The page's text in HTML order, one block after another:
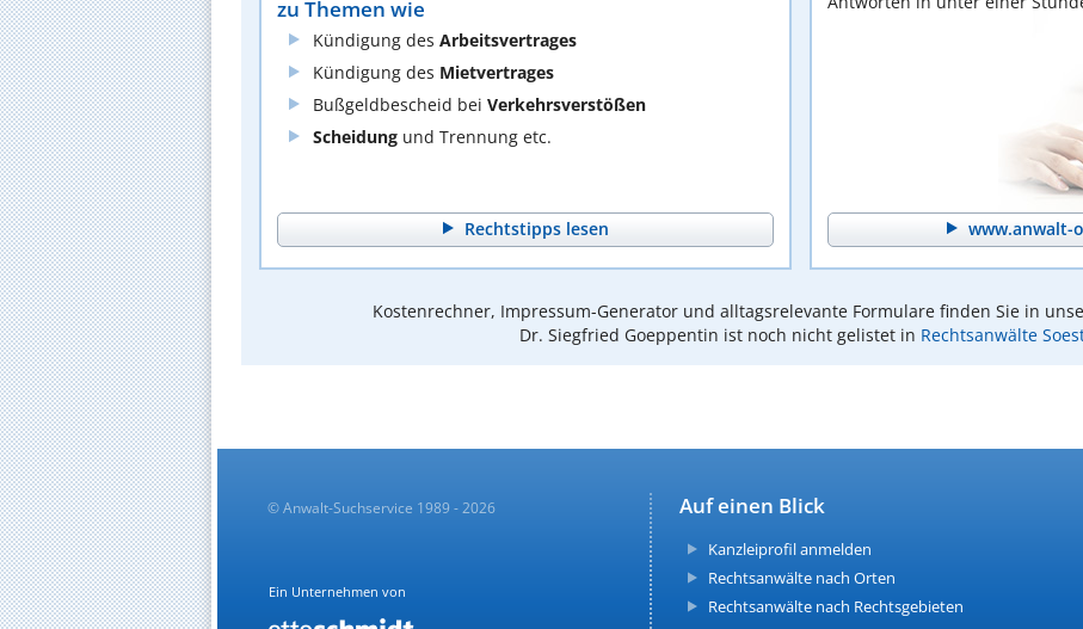
zu Themen wie
Kündigung des Arbeitsvertrages
Kündigung des Mietvertrages
Bußgeldbescheid bei Verkehrsverstößen
Scheidung und Trennung etc.
Rechtstipps lesen www.anwalt-
Kostenrechner, Impressum-Generator und alltagsrelevante Formulare finden Sie in
Dr. Siegfried Goeppentin ist noch nicht gelistet in Rechtsanwälte
Auf einen Blick
Kanzleiprofil anmelden
Rechtsanwälte nach Orten
Rechtsanwälte nach Rechtsgebieten
© Anwalt-Suchservice 1989 - 2026
Ein Unternehmen von